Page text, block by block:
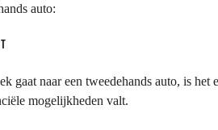
auto:
gaat naar een tweedehands auto, is
mogelijkheden valt.